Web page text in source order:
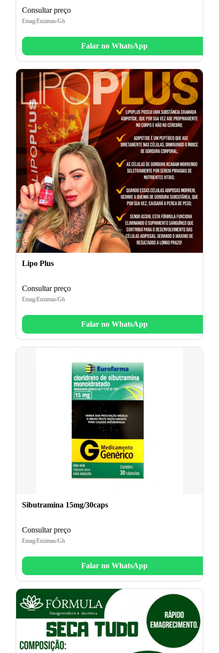
Consultar preço
Emag/Enzimas/Gh
Falar no WhatsApp
Lipo Plus
Consultar preço
Emag/Enzimas/Gh
Falar no WhatsApp
Sibutramina 15mg/30caps
Consultar preço
Emag/Enzimas/Gh
Falar no WhatsApp